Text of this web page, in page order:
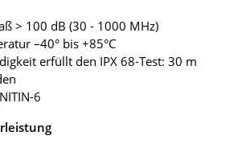
> 100 dB (30 - 1000 MHz)
–40° bis +85°C
erfüllt den IPX 68-Test: 30 m
6